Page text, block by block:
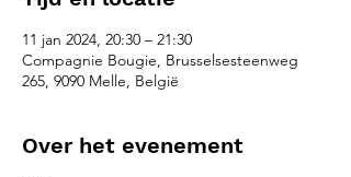
11 jan 2024, 20:30 – 21:30
Compagnie Bougie, Brusselsesteenweg
265, 9090 Melle, België
Over het evenement